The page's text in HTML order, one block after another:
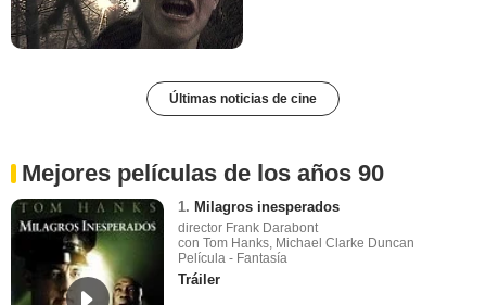
Últimas noticias de cine
Mejores películas de los años 90
1. Milagros inesperados
director Frank Darabont
con Tom Hanks, Michael Clarke Duncan
Película - Fantasía
Tráiler